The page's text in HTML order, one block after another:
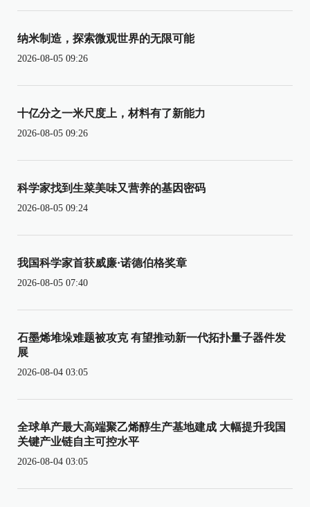
纳米制造，探索微观世界的无限可能
2026-08-05 09:26
十亿分之一米尺度上，材料有了新能力
2026-08-05 09:26
科学家找到生菜美味又营养的基因密码
2026-08-05 09:24
我国科学家首获威廉·诺德伯格奖章
2026-08-05 07:40
石墨烯堆垛难题被攻克 有望推动新一代拓扑量子器件发
展
2026-08-04 03:05
全球单产最大高端聚乙烯醇生产基地建成 大幅提升我国
关键产业链自主可控水平
2026-08-04 03:05